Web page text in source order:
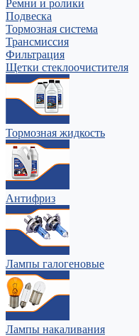
Ремни и ролики
Подвеска
Тормозная система
Трансмиссия
Фильтрация
Щетки стеклоочистителя
Тормозная жидкость
Антифриз
Лампы галогеновые
Лампы накаливания